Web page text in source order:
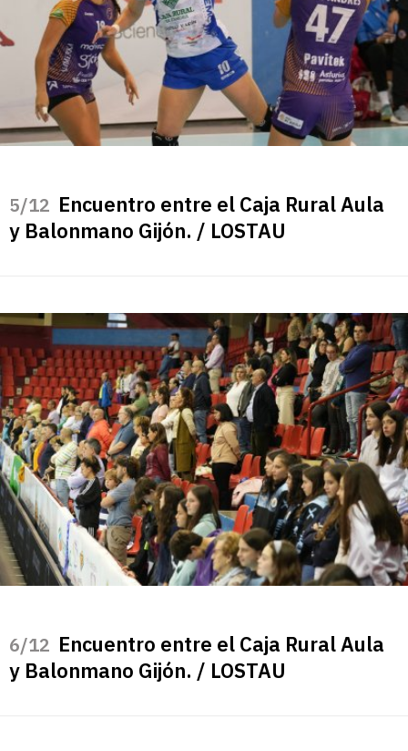
/12 Encuentro entre el Caja Rural Aula
y Balonmano Gijón. / LOSTAU
/12 Encuentro entre el Caja Rural Aula
y Balonmano Gijón. / LOSTAU